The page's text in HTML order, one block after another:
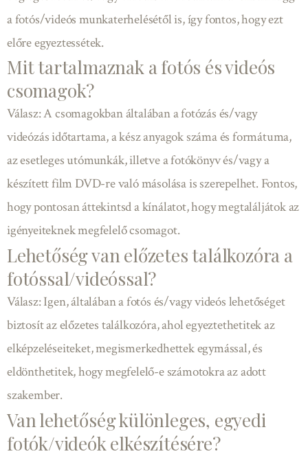
a fotós/videós munkaterhelésétől is, így fontos, hogy ezt
előre egyeztessétek.
Mit tartalmaznak a fotós és videós
csomagok?
Válasz: A csomagokban általában a fotózás és/vagy
videózás időtartama, a kész anyagok száma és formátuma,
az esetleges utómunkák, illetve a fotókönyv és/vagy a
készített film DVD-re való másolása is szerepelhet. Fontos,
hogy pontosan áttekintsd a kínálatot, hogy megtaláljátok az
igényeiteknek megfelelő csomagot.
Lehetőség van előzetes találkozóra a
fotóssal/videóssal?
Válasz: Igen, általában a fotós és/vagy videós lehetőséget
biztosít az előzetes találkozóra, ahol egyeztethetitek az
elképzeléseiteket, megismerkedhettek egymással, és
eldönthetitek, hogy megfelelő-e számotokra az adott
szakember.
Van lehetőség különleges, egyedi
fotók/videók elkészítésére?